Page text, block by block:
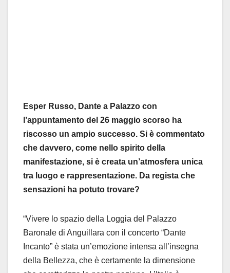
Esper Russo, Dante a Palazzo con
l’appuntamento del 26 maggio scorso ha
riscosso un ampio successo. Si è commentato
che davvero, come nello spirito della
manifestazione, si è creata un’atmosfera unica
tra luogo e rappresentazione. Da regista che
sensazioni ha potuto trovare?
“Vivere lo spazio della Loggia del Palazzo
Baronale di Anguillara con il concerto “Dante
Incanto” è stata un’emozione intensa all’insegna
della Bellezza, che è certamente la dimensione